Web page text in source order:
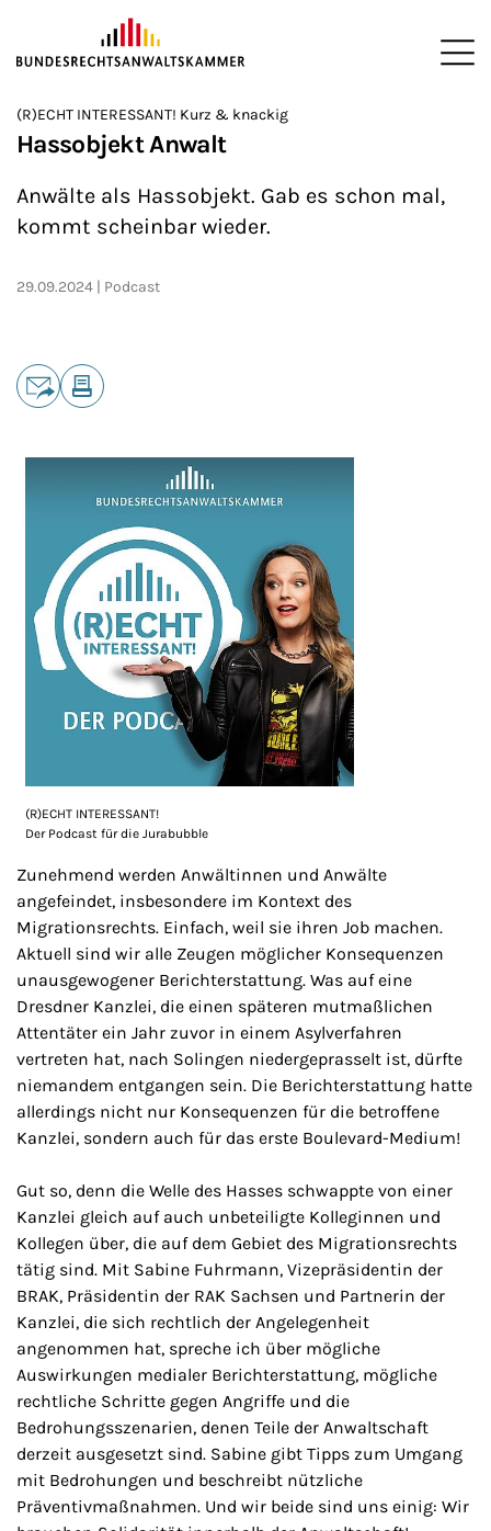
ZUM HAUPTINHALT SPRINGEN
Sie befinden sich hier:
>
Startseite
>
Newsroom
>
Podcasts
>
(R)ECHT INTERESSANT!
(R)ECHT INTERESSANT! Kurz & knackig
Hassobjekt Anwalt
Anwälte als Hassobjekt. Gab es schon mal,
kommt scheinbar wieder.
29.09.2024 Podcast
Teilen
(R)ECHT INTERESSANT!
Der Podcast für die Jurabubble
Zunehmend werden Anwältinnen und Anwälte
angefeindet, insbesondere im Kontext des
Migrationsrechts. Einfach, weil sie ihren Job machen.
Aktuell sind wir alle Zeugen möglicher Konsequenzen
unausgewogener Berichterstattung. Was auf eine
Dresdner Kanzlei, die einen späteren mutmaßlichen
Attentäter ein Jahr zuvor in einem Asylverfahren
vertreten hat, nach Solingen niedergeprasselt ist, dürfte
niemandem entgangen sein. Die Berichterstattung hatte
allerdings nicht nur Konsequenzen für die betroffene
Kanzlei, sondern auch für das erste Boulevard-Medium!
Gut so, denn die Welle des Hasses schwappte von einer
Kanzlei gleich auf auch unbeteiligte Kolleginnen und
Kollegen über, die auf dem Gebiet des Migrationsrechts
tätig sind. Mit Sabine Fuhrmann, Vizepräsidentin der
BRAK, Präsidentin der RAK Sachsen und Partnerin der
Kanzlei, die sich rechtlich der Angelegenheit
angenommen hat, spreche ich über mögliche
Auswirkungen medialer Berichterstattung, mögliche
rechtliche Schritte gegen Angriffe und die
Bedrohungsszenarien, denen Teile der Anwaltschaft
derzeit ausgesetzt sind. Sabine gibt Tipps zum Umgang
mit Bedrohungen und beschreibt nützliche
Präventivmaßnahmen. Und wir beide sind uns einig: Wir